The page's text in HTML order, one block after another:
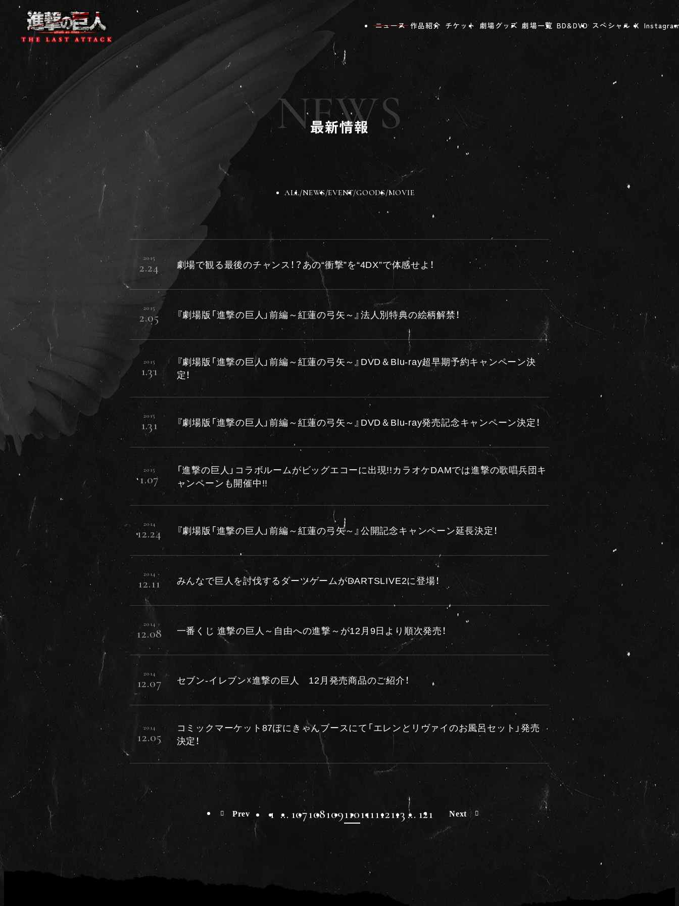
ニュース 作品紹介 チケット 劇場グッズ 劇場一覧 BD&DVD スペシャル X
NEWS
最新情報
ALL NEWS EVENT GOODS MOVIE
2015
2.24 劇場で観る最後のチャンス！？あの“衝撃”を“4DX”で体感せよ！
2015
2.05 『劇場版「進撃の巨人」前編～紅蓮の弓矢～』法人別特典の絵柄解禁！
2015
1.31
『劇場版「進撃の巨人」前編～紅蓮の弓矢～』DVD＆Blu-ray超早期予約キャンペーン決
定！
2015
1.31 『劇場版「進撃の巨人」前編～紅蓮の弓矢～』DVD＆Blu-ray発売記念キャンペーン決定！
2015
1.07
「進撃の巨人」コラボルームがビッグエコーに出現!!カラオケDAMでは進撃の歌唱兵団キ
ャンペーンも開催中!!
2014
12.24 『劇場版「進撃の巨人」前編～紅蓮の弓矢～』公開記念キャンペーン延長決定！
2014
12.11 みんなで巨人を討伐するダーツゲームがDARTSLIVE2に登場！
2014
12.08 一番くじ 進撃の巨人～自由への進撃～が12月9日より順次発売！
2014
12.07 セブン-イレブン☓進撃の巨人 12月発売商品のご紹介！
2014
12.05
コミックマーケット87ぽにきゃんブースにて「エレンとリヴァイのお風呂セット」発売
決定！
Prev 1 … 107108109110111112113 … 121 Next